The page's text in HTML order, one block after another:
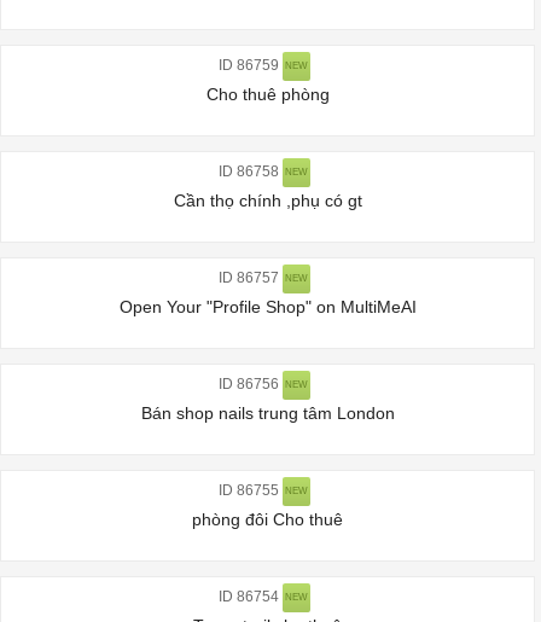
ID 86759 NEW
Cho thuê phòng
ID 86758 NEW
Cần thọ chính ,phụ có gt
ID 86757 NEW
Open Your "Profile Shop" on MultiMeAI
ID 86756 NEW
Bán shop nails trung tâm London
ID 86755 NEW
phòng đôi Cho thuê
ID 86754 NEW